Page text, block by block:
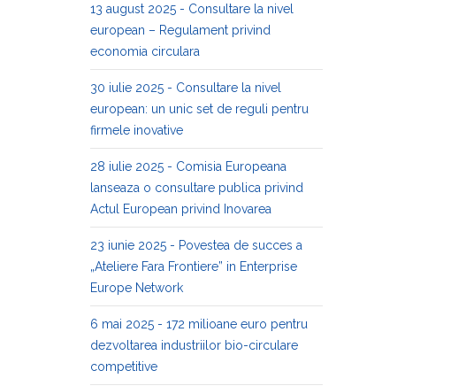
13 august 2025 - Consultare la nivel
european – Regulament privind
economia circulara
30 iulie 2025 - Consultare la nivel
european: un unic set de reguli pentru
firmele inovative
28 iulie 2025 - Comisia Europeana
lanseaza o consultare publica privind
Actul European privind Inovarea
23 iunie 2025 - Povestea de succes a
„Ateliere Fara Frontiere” in Enterprise
Europe Network
6 mai 2025 - 172 milioane euro pentru
dezvoltarea industriilor bio-circulare
competitive